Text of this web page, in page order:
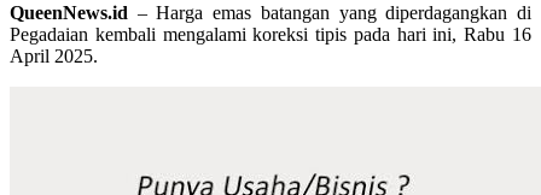
QueenNews.id – Harga emas batangan yang diperdagangkan di
Pegadaian kembali mengalami koreksi tipis pada hari ini, Rabu 16
April 2025.